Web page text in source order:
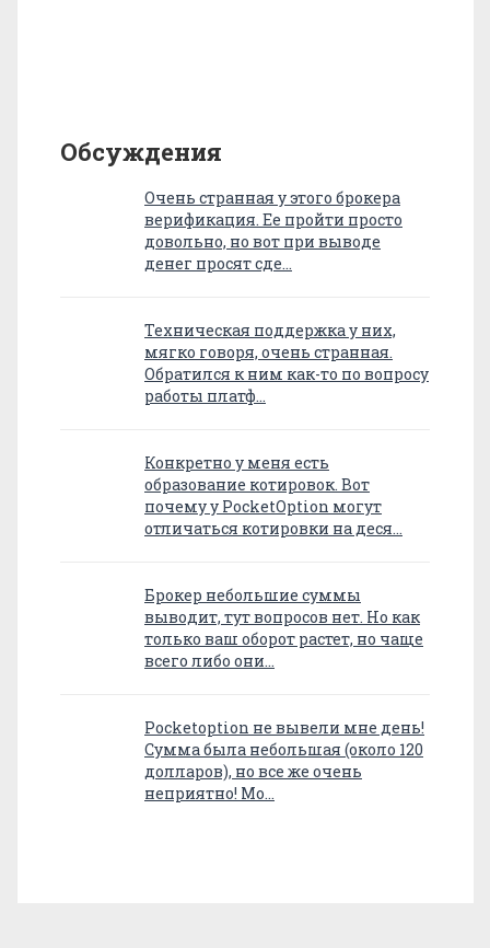
Обсуждения
Очень странная у этого брокера
верификация. Ее пройти просто
довольно, но вот при выводе
денег просят сде…
Техническая поддержка у них,
мягко говоря, очень странная.
Обратился к ним как-то по вопросу
работы платф…
Конкретно у меня есть
образование котировок. Вот
почему у PocketOption могут
отличаться котировки на деся…
Брокер небольшие суммы
выводит, тут вопросов нет. Но как
только ваш оборот растет, но чаще
всего либо они…
Pocketoption не вывели мне день!
Сумма была небольшая (около 120
долларов), но все же очень
неприятно! Мо…